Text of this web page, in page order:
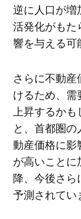
逆に人口が増
活発化がもた
響を与える可
さらに不動
けるため、
上昇するか
と、首都圏
動産価格に影
が高いこと
降、今後さ
予測されてい